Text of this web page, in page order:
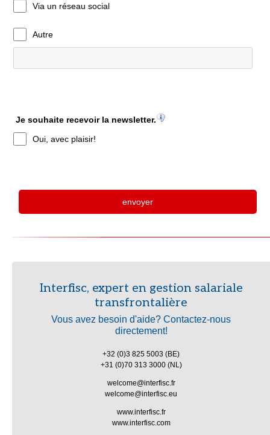
Via un réseau social
Autre
Je souhaite recevoir la newsletter.
Oui, avec plaisir!
Interfisc, expert en gestion salariale
transfrontalière
Vous avez besoin d'aide? Contactez-nous
directement!
+32 (0)3 825 5003 (BE)
+31 (0)70 313 3000(NL)
welcome@interfisc.fr
welcome@interfisc.eu
www.interfisc.fr
www.interfisc.com